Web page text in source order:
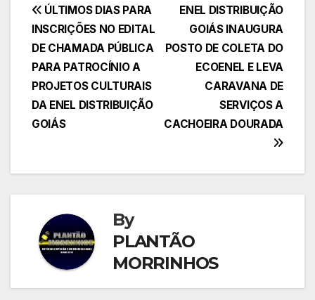
Navegação
de
Post
ENEL DISTRIBUIÇÃO
GOIÁS INAUGURA
POSTO DE COLETA DO
ECOENEL E LEVA
CARAVANA DE
SERVIÇOS A
CACHOEIRA DOURADA
ÚLTIMOS DIAS PARA
INSCRIÇÕES NO EDITAL
DE CHAMADA PÚBLICA
PARA PATROCÍNIO A
PROJETOS CULTURAIS
DA ENEL DISTRIBUIÇÃO
GOIÁS
By
PLANTÃO
MORRINHOS